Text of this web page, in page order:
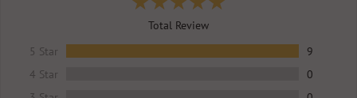
Total Review
5 Star
9
4 Star
0